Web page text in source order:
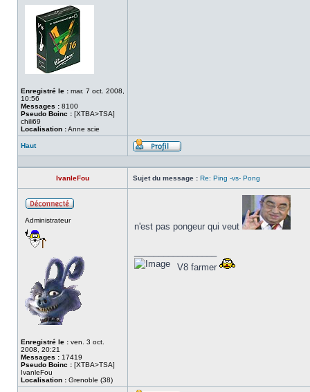
Enregistré le : mar. 7 oct. 2008,
10:56
Messages : 8100
Pseudo Boinc : [XTBA>TSA]
chili69
Localisation :Anne scie
Haut
Profil
IvanleFou Sujet du message : Re: Ping -vs- Pong
Administrateur
Enregistré le : ven. 3 oct.
2008, 20:21
Messages : 17419
Pseudo Boinc : [XTBA>TSA]
IvanleFou
Localisation : Grenoble (38)
n'est pas pongeur qui veut
V8 farmer